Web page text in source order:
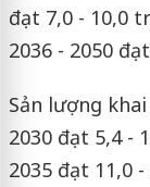
đạt 7,0 - 10,0
2036 - 2050
Sản lượng
2030 đạt 5,4 -
2035 đạt 11,0